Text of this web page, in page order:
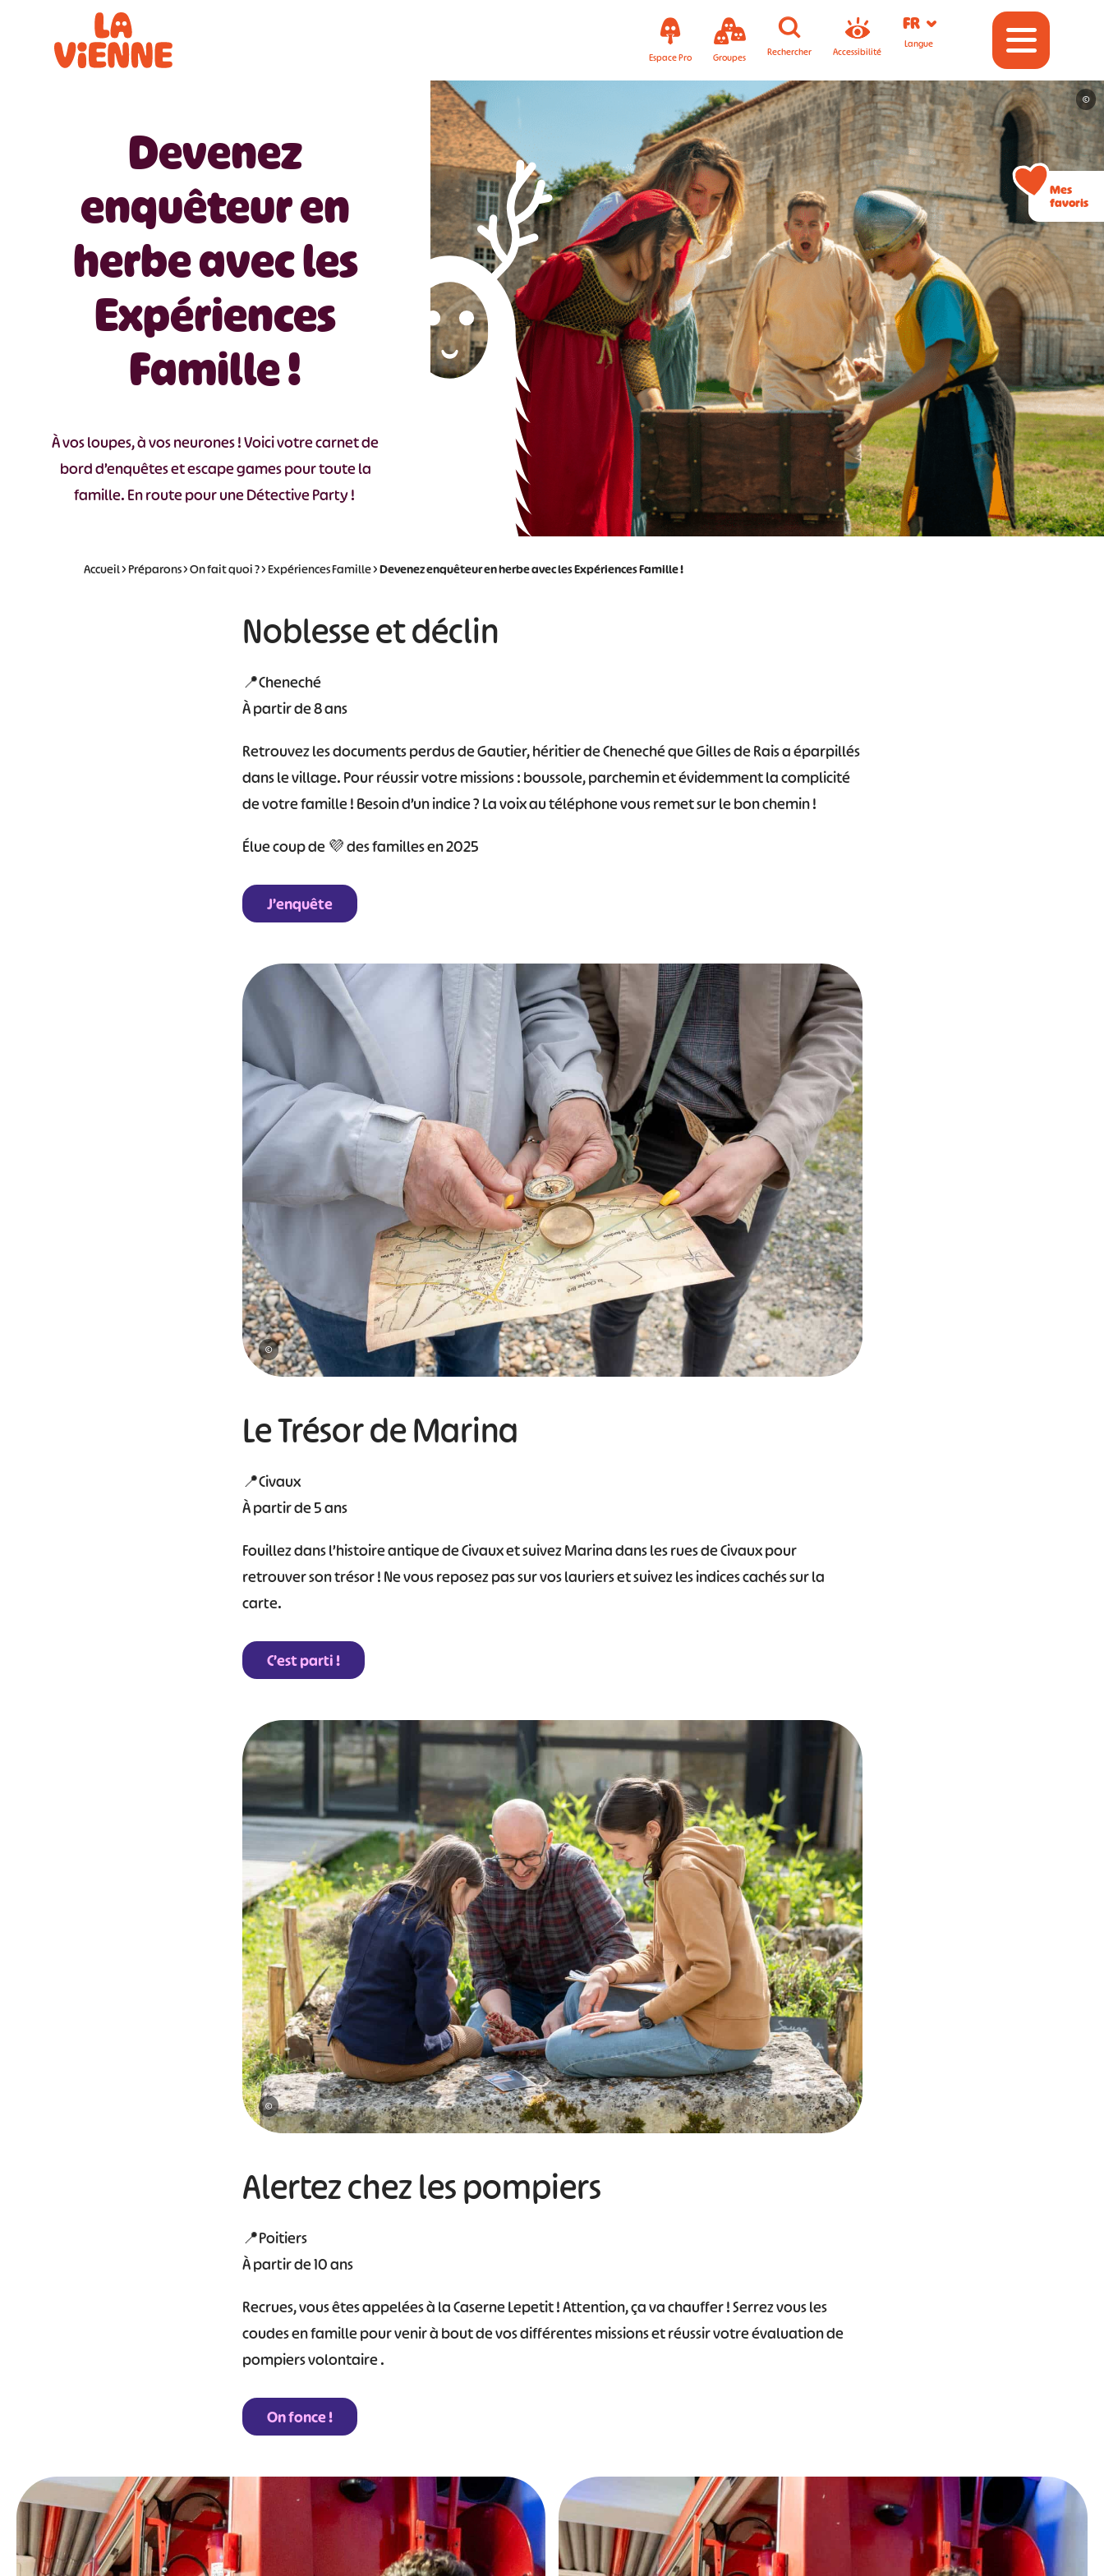
Espace Pro Groupes Rechercher Accessibilité
FR
Langue
Devenez
enquêteur en
herbe avec les
Expériences
Famille !
À vos loupes, à vos neurones ! Voici votre carnet de
bord d’enquêtes et escape games pour toute la
famille. En route pour une Détective Party !
©
Accueil>Préparons>On fait quoi ?>Expériences Famille>Devenez enquêteur en herbe avec les Expériences Famille !
Noblesse et déclin
📍Cheneché
À partir de 8 ans
Retrouvez les documents perdus de Gautier, héritier de Cheneché que Gilles de Rais a éparpillés
dans le village. Pour réussir votre missions : boussole, parchemin et évidemment la complicité
de votre famille ! Besoin d’un indice ? La voix au téléphone vous remet sur le bon chemin !
Élue coup de 💜 des familles en 2025
J’enquête
©
Le Trésor de Marina
📍Civaux
À partir de 5 ans
Fouillez dans l’histoire antique de Civaux et suivez Marina dans les rues de Civaux pour
retrouver son trésor ! Ne vous reposez pas sur vos lauriers et suivez les indices cachés sur la
carte.
C’est parti !
©
Alertez chez les pompiers
📍Poitiers
À partir de 10 ans
Recrues, vous êtes appelées à la Caserne Lepetit ! Attention, ça va chauffer ! Serrez vous les
coudes en famille pour venir à bout de vos différentes missions et réussir votre évaluation de
pompiers volontaire .
On fonce !
# # # # #
#
Mes
favoris
Panneau de gestion des cookies